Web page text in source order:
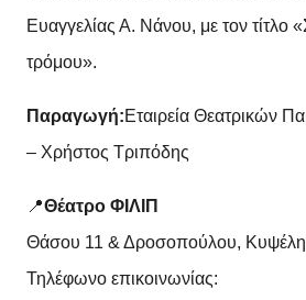
Ευαγγελίας Α. Νάνου, με τον τίτλο
τρόμου».
Παραγωγή:Εταιρεία Θεατρικών
– Χρήστος Τριπόδης
📍Θέατρο ΦΙΛΙΠ
Θάσου 11 & Δροσοπούλου,
Τηλέφωνο επικοινωνίας: